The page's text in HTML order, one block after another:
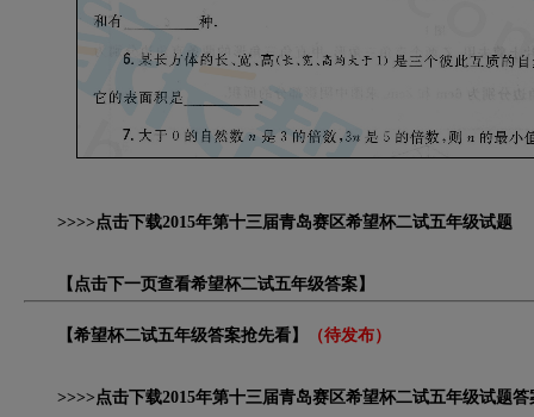
>>>>点击下载2015年第十三届青岛赛区希望杯二试五年级试题
【点击下一页查看希望杯二试五年级答案】
【希望杯二试五年级答案抢先看】 （待发布）
>>>>点击下载2015年第十三届青岛赛区希望杯二试五年级试题答